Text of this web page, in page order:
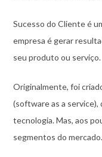
Sucesso do Cliente é
empresa é gerar
seu produto ou serviço.
Originalmente, foi
(software as a service),
tecnologia. Mas, aos
segmentos do mercado.